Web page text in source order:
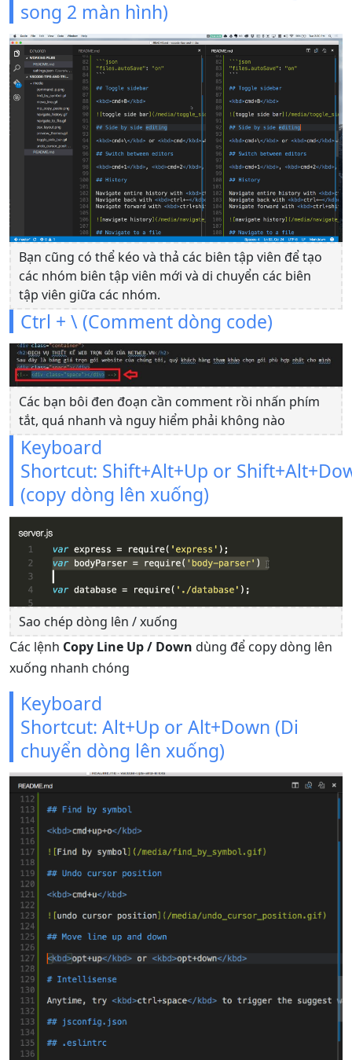
song 2 màn hình)
Bạn cũng có thể kéo và thả các biên tập viên để tạo
các nhóm biên tập viên mới và di chuyển các biên
tập viên giữa các nhóm.
Ctrl + \ (Comment dòng code)
Các bạn bôi đen đoạn cần comment rồi nhấn phím
tắt, quá nhanh và nguy hiểm phải không nào
Keyboard
Shortcut: Shift+Alt+Up or
(copy dòng lên xuống)
Sao chép dòng lên / xuống
Các lệnh Copy Line Up / Down dùng để copy dòng lên
xuống nhanh chóng
Keyboard
Shortcut: Alt+Up or Alt+Down (Di
chuyển dòng lên xuống)